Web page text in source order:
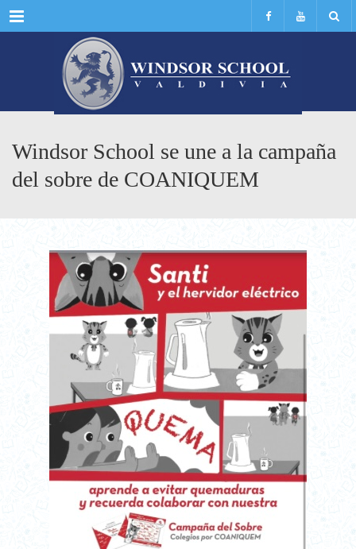
Menu
Windsor School se une a la campaña
del sobre de COANIQUEM